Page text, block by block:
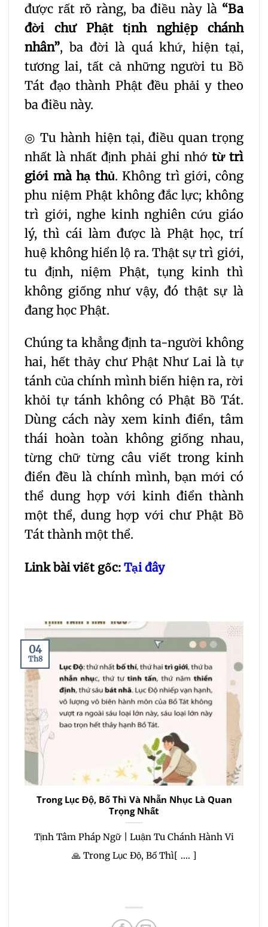
được rất rõ ràng, ba điều này là “Ba
đời chư Phật tịnh nghiệp chánh
nhân”, ba đời là quá khứ, hiện tại,
tương lai, tất cả những người tu Bồ
Tát đạo thành Phật đều phải y theo
ba điều này.
◎ Tu hành hiện tại, điều quan trọng
nhất là nhất định phải ghi nhớ từ trì
giới mà hạ thủ. Không trì giới, công
phu niệm Phật không đắc lực; không
trì giới, nghe kinh nghiên cứu giáo
lý, thì cái làm được là Phật học, trí
huệ không hiển lộ ra. Thật sự trì giới,
tu định, niệm Phật, tụng kinh thì
không giống như vậy, đó thật sự là
đang học Phật.
Chúng ta khẳng định ta-người không
hai, hết thảy chư Phật Như Lai là tự
tánh của chính mình biến hiện ra, rời
khỏi tự tánh không có Phật Bồ Tát.
Dùng cách này xem kinh điển, tâm
thái hoàn toàn không giống nhau,
từng chữ từng câu viết trong kinh
điển đều là chính mình, bạn mới có
thể dung hợp với kinh điển thành
một thể, dung hợp với chư Phật Bồ
Tát thành một thể.
Link bài viết gốc: Tại đây
Trong Lục Độ, Bố Thì Và Nhẫn Nhục Là Quan
Trọng Nhất
Tịnh Tâm Pháp Ngữ | Luận Tu Chánh Hành Vi
🙏 Trong Lục Độ, Bố Thì[ .... ]
04
Th8